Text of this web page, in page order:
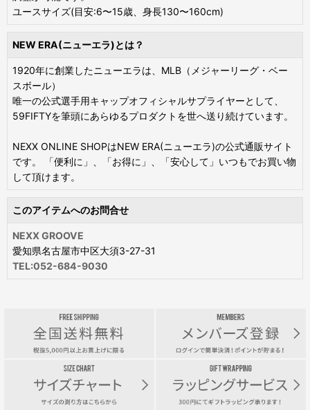
ユースサイズ(目安:6〜15歳、身長130〜160cm)
NEW ERA(ニューエラ)とは？
1920年に創業したニューエラは、MLB（メジャーリーグ・ベー
スボール）
唯一の公式選手用キャップオフィシャルサプライヤーとして、
59FIFTYを筆頭にあらゆるプロダクトを世へ送り続けています。
NEXX ONLINE SHOPはNEW ERA(ニューエラ)の公式通販サイト
です。 「便利に」、「お得に」、「安心して」いつもでお買い物
して頂けます。
このアイテムへのお問合せ
NEXX GROOVE
愛知県名古屋市中区大須3-27-31
TEL:052-684-9030